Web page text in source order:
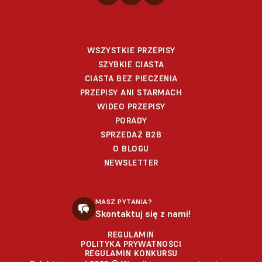
WSZYSTKIE PRZEPISY
SZYBKIE CIASTA
CIASTA BEZ PIECZENIA
PRZEPISY ANI STARMACH
WIDEO PRZEPISY
PORADY
SPRZEDAŻ B2B
O BLOGU
NEWSLETTER
MASZ PYTANIA?
Skontaktuj się z nami!
REGULAMIN
POLITYKA PRYWATNOŚCI
REGULAMIN KONKURSU